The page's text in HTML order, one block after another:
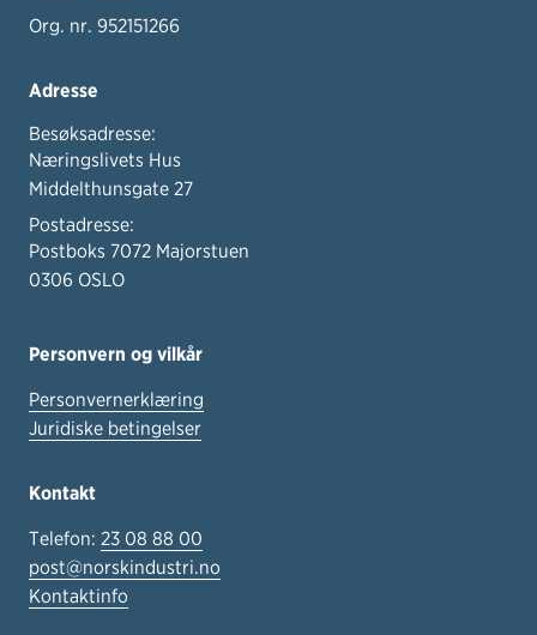
Org. nr. 952151266
Adresse
Besøksadresse:
Næringslivets Hus
Middelthunsgate 27
Postadresse:
Postboks 7072 Majorstuen
0306 OSLO
Personvern og vilkår
Personvernerklæring
Juridiske betingelser
Kontakt
Telefon: 23 08 88 00
post@norskindustri.no
Kontaktinfo